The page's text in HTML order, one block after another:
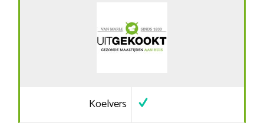
Koelvers